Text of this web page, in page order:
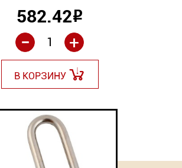
582.42Р
+
-
В КОРЗИНУ